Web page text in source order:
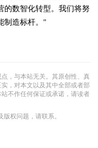
的数智化转型。我们将努
制造标杆。"
，与本站无关。其原创性、真
，对本文以及其中全部或者部
不作任何保证或承诺，请读者
版权问题，请联系。